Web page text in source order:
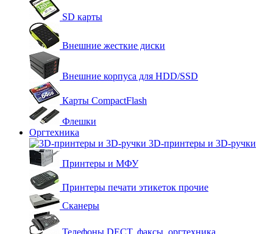
SD карты
Внешние жесткие диски
Внешние корпуса для HDD/SSD
Карты CompactFlash
Флешки
Оргтехника
3D-принтеры и 3D-ручки
Принтеры и МФУ
Принтеры печати этикеток прочие
Сканеры
Телефоны DECT, факсы, оргтехника